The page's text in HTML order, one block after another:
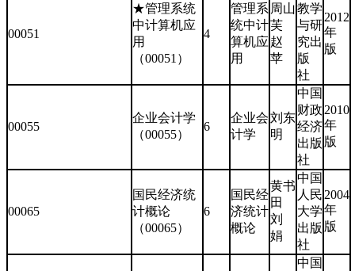
00051
★管理系统
中计算机应
用
（00051）
4
管理系
统中计
算机应
用
周山
芙
赵
苹
教学
与研
究出
版
社
2012
年
版
00055
企业会计学
（00055）
6
企业会
计学
刘东
明
中国
财政
经济
出版
社
2010
年
版
00065
国民经济统
计概论
（00065）
6
国民经
济统计
概论
黄书
田
刘
娟
中国
人民
大学
出版
社
2004
年
版
中国